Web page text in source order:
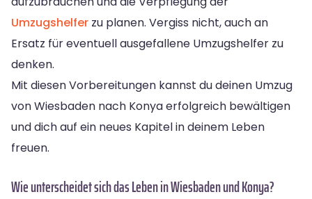
Umzugshelfer zu planen. Vergiss nicht, auch an
Ersatz für eventuell ausgefallene Umzugshelfer zu
denken.
Mit diesen Vorbereitungen kannst du deinen Umzug
von Wiesbaden nach Konya erfolgreich bewältigen
und dich auf ein neues Kapitel in deinem Leben
freuen.
Wie unterscheidet sich das Leben in Wiesbaden und Konya?